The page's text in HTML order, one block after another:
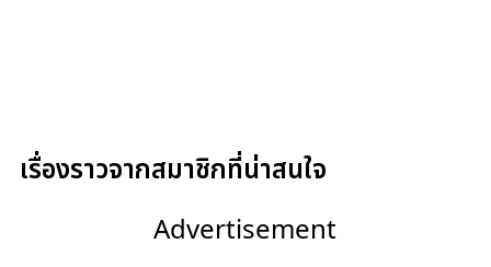
เรื่องราวจากสมาชิกที่น่าสนใจ
Advertisement